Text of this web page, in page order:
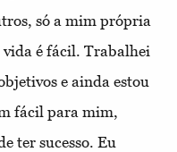
só a mim própria
vida é fácil. Trabalhei
e ainda estou
fácil para mim,
ter sucesso. Eu